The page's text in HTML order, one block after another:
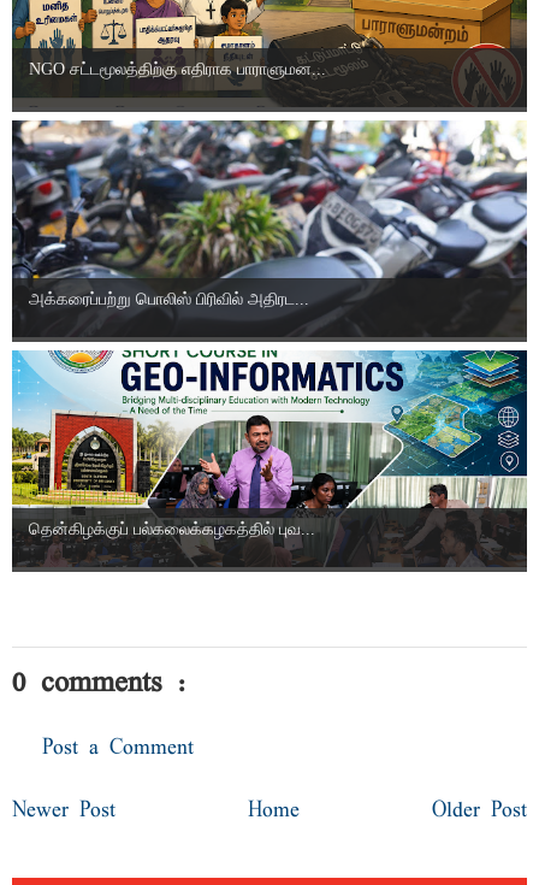
NGO சட்டமூலத்திற்கு எதிராக பாராளுமன...
அக்கரைப்பற்று பொலிஸ் பிரிவில் அதிரட...
தென்கிழக்குப் பல்கலைக்கழகத்தில் புவ...
0 comments :
Post a Comment
Newer Post Older Post
Home